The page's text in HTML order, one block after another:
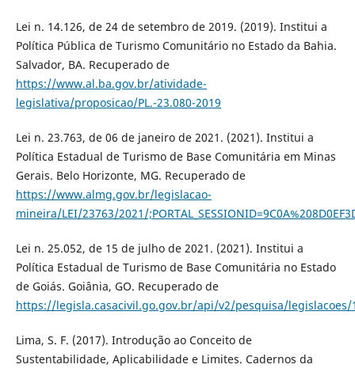
Lei n. 14.126, de 24 de setembro de 2019. (2019). Institui a
Política Pública de Turismo Comunitário no Estado da Bahia.
Salvador, BA. Recuperado de
https://www.al.ba.gov.br/atividade-
legislativa/proposicao/PL.-23.080-2019
Lei n. 23.763, de 06 de janeiro de 2021. (2021). Institui a
Política Estadual de Turismo de Base Comunitária em Minas
Gerais. Belo Horizonte, MG. Recuperado de
https://www.almg.gov.br/legislacao-
mineira/LEI/23763/2021/
Lei n. 25.052, de 15 de julho de 2021. (2021). Institui a
Política Estadual de Turismo de Base Comunitária no Estado
de Goiás. Goiânia, GO. Recuperado de
https://legisla.casacivil.go.gov.br/api/v2/pesquisa/legislacoes/
Lima, S. F. (2017). Introdução ao Conceito de
Sustentabilidade, Aplicabilidade e Limites. Cadernos da